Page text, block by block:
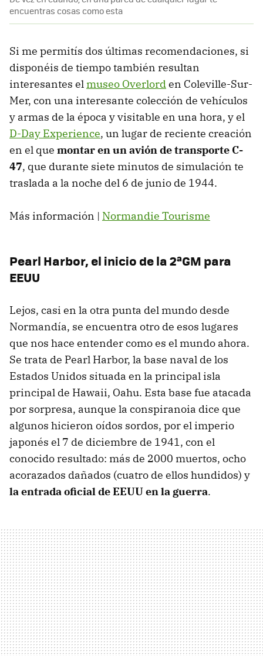
encuentras cosas como esta
Si me permitís dos últimas recomendaciones, si
disponéis de tiempo también resultan
interesantes elmuseo Overlorden Coleville-Sur-
Mer, con una interesante colección de vehículos
y armas de la época y visitable en una hora, y el
D-Day Experience, un lugar de reciente creación
en el que montar en un avión de transporte C-
47, que durante siete minutos de simulación te
traslada a la noche del 6 de junio de 1944.
Más información | Normandie Tourisme
Pearl Harbor, el inicio de la 2ªGM para
EEUU
Lejos, casi en la otra punta del mundo desde
Normandía, se encuentra otro de esos lugares
que nos hace entender como es el mundo ahora.
Se trata de Pearl Harbor, la base naval de los
Estados Unidos situada en la principal isla
principal de Hawaii, Oahu. Esta base fue atacada
por sorpresa, aunque la conspiranoia dice que
algunos hicieron oídos sordos, por el imperio
japonés el 7 de diciembre de 1941, con el
conocido resultado: más de 2000 muertos, ocho
acorazados dañados (cuatro de ellos hundidos) y
la entrada oficial de EEUU en la guerra.